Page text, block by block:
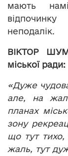
мають
неподалік.
ВІКТОР
міської ради:
«Дуже
але, на
планах
зону
що тут тихо,
жаль, тут